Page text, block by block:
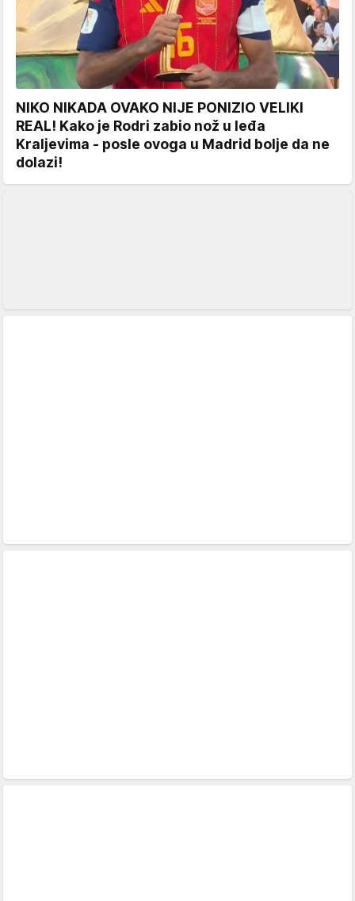
NIKO NIKADA OVAKO NIJE PONIZIO VELIKI
REAL! Kako je Rodri zabio nož u leđa
Kraljevima - posle ovoga u Madrid bolje da ne
dolazi!